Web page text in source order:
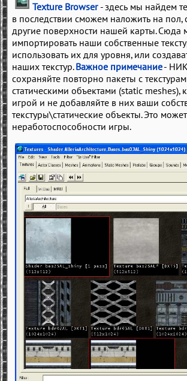
Texture Browser - здесь мы найдем
в последствии сможем наложить на пол,
другие поверхности нашей карты.
импортировать наши собственные
использовать их для уровня, или
наших текстур.Важное примечание-
сохраняйте повторно пакеты с
статическими объектами (static meshes),
игрой и не добавляйте в них ваши
текстуры\статические объекты. Это
неработоспособности игры.